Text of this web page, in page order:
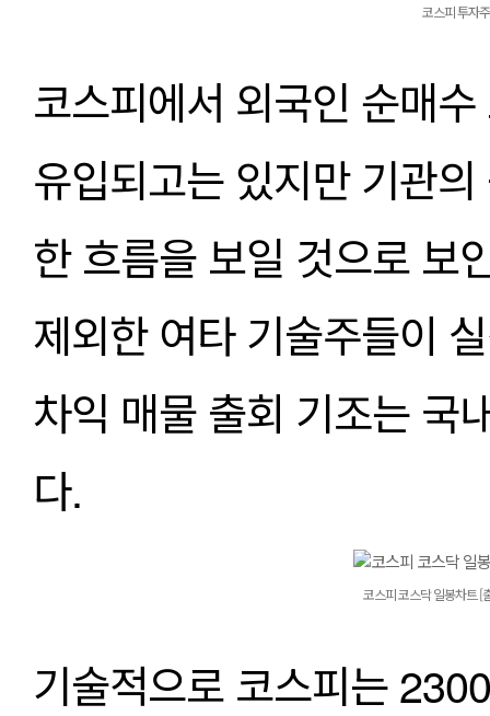
코스피 투자
코스피에서 외국인 순매
유입되고는 있지만 기관
한 흐름을 보일 것으로 보
제외한 여타 기술주들이
차익 매물 출회 기조는 국
다.
코스피 코스닥 일봉차트 [
기술적으로 코스피는